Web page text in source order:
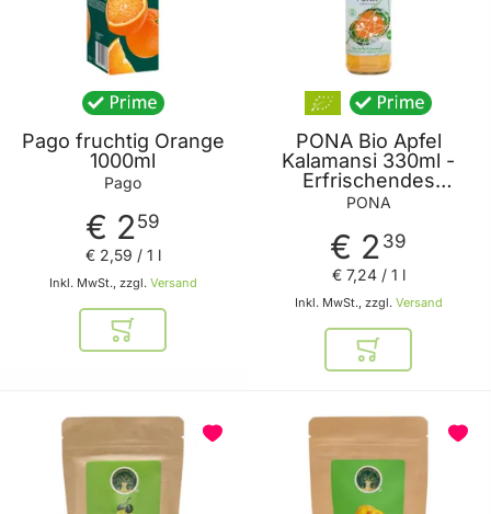
Pago fruchtig Orange
1000ml
Pago
€ 259
Inkl. MwSt., zzgl. Versand
€ 2,59 / 1 l
In den Warenkorb
PONA Bio Apfel
Kalamansi 330ml -
Erfrischendes
Fruchtsaftgetränk
Zucker von PONA
PONA
€ 2 39
Inkl. MwSt., zzgl. Versand
€ 7,24/ 1 l
In den